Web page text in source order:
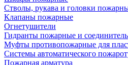
Стволы, рукава и головки
Клапаны пожарные
Огнетушители
Гидранты пожарные и
Муфты противопожарные для
Системы автоматического
Пожарная арматура